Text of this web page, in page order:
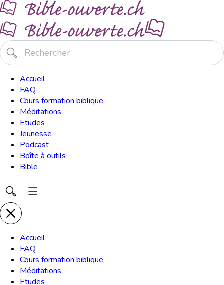
Accueil
FAQ
Cours formation biblique
Méditations
Etudes
Jeunesse
Podcast
Boîte à outils
Bible
Accueil
FAQ
Cours formation biblique
Méditations
Etudes